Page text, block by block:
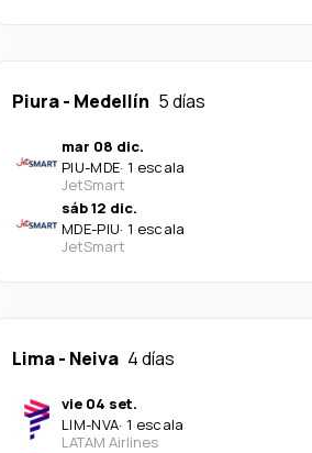
Piura- Medellín 5 días
mar 08 dic.
PIU-MDE· 1 escala
JetSmart
sáb 12 dic.
MDE-PIU· 1 escala
JetSmart
Lima- Neiva 4 días
vie 04 set.
LIM-NVA· 1 escala
LATAM Airlines